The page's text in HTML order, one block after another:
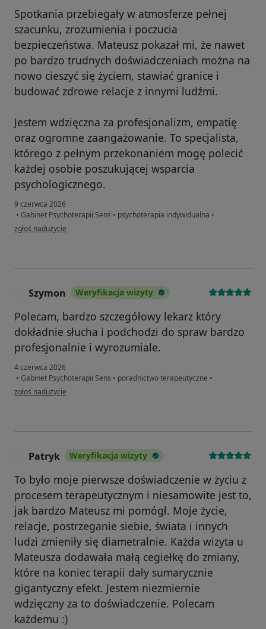
Spotkania przebiegały w atmosferze pełnej
szacunku, zrozumienia i poczucia
bezpieczeństwa. Mateusz pokazał mi, że nawet
po bardzo trudnych doświadczeniach można na
nowo cieszyć się życiem, stawiać granice i
budować zdrowe relacje z innymi ludźmi.
Jestem wdzięczna za profesjonalizm, empatię
oraz ogromne zaangażowanie. To specjalista,
którego z pełnym przekonaniem mogę polecić
każdej osobie poszukującej wsparcia
psychologicznego.
9 czerwca 2026
• Gabinet Psychoterapii Sens • psychoterapia indywidualna •
w opinii użytkownika Magdalena L.
zgłoś nadużycie
Szymon Weryfikacja wizyty
Polecam, bardzo szczegółowy lekarz który
dokładnie słucha i podchodzi do spraw bardzo
profesjonalnie i wyrozumiale.
4 czerwca 2026
• Gabinet Psychoterapii Sens • poradnictwo terapeutyczne •
w opinii użytkownika Szymon
zgłoś nadużycie
Patryk Weryfikacja wizyty
To było moje pierwsze doświadczenie w życiu z
procesem terapeutycznym i niesamowite jest to,
jak bardzo Mateusz mi pomógł. Moje życie,
relacje, postrzeganie siebie, świata i innych
ludzi zmieniły się diametralnie. Każda wizyta u
Mateusza dodawała małą cegiełkę do zmiany,
które na koniec terapii dały sumarycznie
gigantyczny efekt. Jestem niezmiernie
wdzięczny za to doświadczenie. Polecam
każdemu :)